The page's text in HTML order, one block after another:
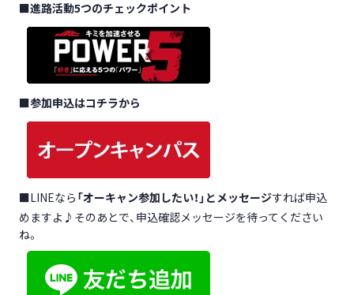
■進路活動5つのチェックポイント
■参加申込はコチラから
■LINEなら 「オーキャン参加したい！」とメッセージすれば申込
めますよ♪そのあとで、申込確認メッセージを待ってください
ね。